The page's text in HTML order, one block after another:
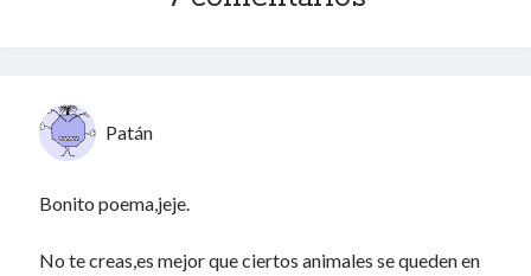
Un recuerdo especial al Oráculo y a la Chacharita.
Patán
Bonito poema,jeje.
No te creas,es mejor que ciertos animales se queden en